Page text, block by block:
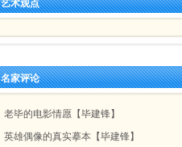
艺术观点
名家评论
老毕的电影情愿【毕建锋】
英雄偶像的真实摹本【毕建锋】